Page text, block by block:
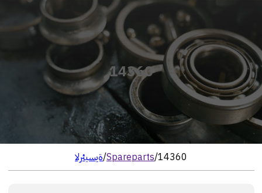
14360
الرئيسية/Spareparts/14360